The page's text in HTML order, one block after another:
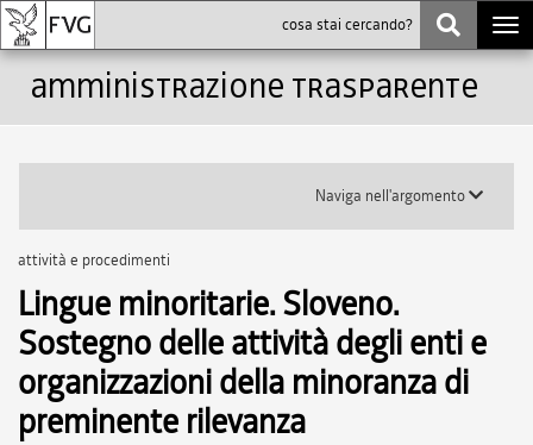
Amministrazione trasparente
Toggle
Naviga nell'argomento
attività e procedimenti
Lingue minoritarie. Sloveno.
Sostegno delle attività degli enti e
organizzazioni della minoranza di
preminente rilevanza